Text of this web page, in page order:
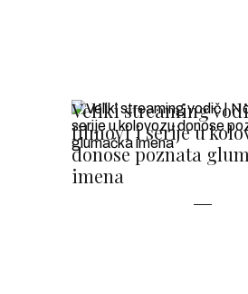
Veliki streaming
filmovi i serije u
donose poznata
imena